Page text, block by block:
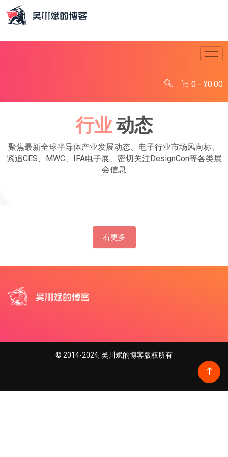
0 - ¥0.00
行业动态
聚焦最新全球半导体产业发展动态、电子行业市场风向标、
紧追CES、MWC、IFA电子展、密切关注DesignCon等各类展
会信息
看更多
© 2014-2024, 吴川斌的博客版权所有